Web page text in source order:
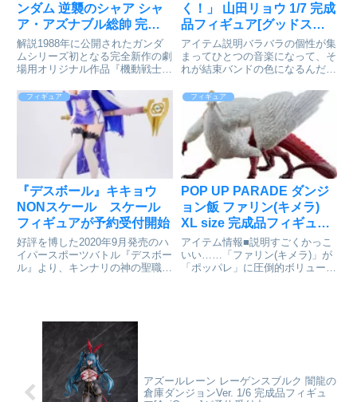
ンダム 逆襲のシャア シャ
ア・アズナブル総帥 完成
品フィギュア[メガハウス]
が予約受付開始
解説1988年に公開されたガンダ
ムシリーズ初となる完全新作の劇
場用オリジナル作品『機動戦士ガ
ン待望の「シャア・アズナブル総
帥」がついにGGG(ガンダム・ガ
イズ・ジェネレーション)に登場
です。長きに渡るライバル「...
く！」 山田リョウ 1/7 完成
品フィギュア[グッドスマ
イルカンパニー]が予約受
付開始
アイテム説明バラバラの個性が集
まってひとつの音楽になって、そ
れが結束バンドの色になるんだか
く！」より、「山田リョウ」が
1/7スケールでフィギュア化。彼
女らしいクールな表情や愛用のベ
ースケース、衣装のシワまで緻密
に再...
フィギュア
『デスボール』​キキョウ
NONスケール スケール
フィギュアが予約受付開始
好評を博した2020年9月発売のハ
イパースポーツバトル『デスボー
ル』より、キンナリの神の聖職者
服は布製で作成。「キキョウ」の
リアルな造形をダイナミッ...
フィギュア
POP UP PARADE ダンジ
ョン飯 ファリン(キメラ)
XL size 完成品フィギュア
[グッドスマイルカンパニ
ー]が予約受付開始
アイテム情報■説明すごくかっこ
いい……「ファリン(キメラ)」が
「ポッパレ」に圧倒的ボリューム
アズールレーン レーゲンスブルク 闇龍の
倉庫ダンジョンVer. 1/6 完成品フィギュ